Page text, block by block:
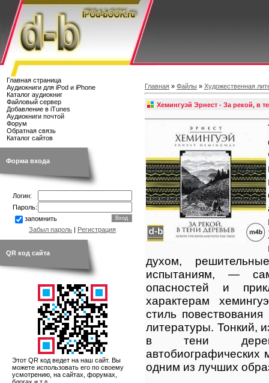
Главная страница
Аудиокниги для iPod и iPhone
Каталог аудиокниг
Файловый сервер
Добавление в iTunes
Аудиокниги почтой
Форум
Обратная связь
Каталог сайтов
Форма входа
Логин:
Пароль:
запомнить
Забыл пароль | Регистрация
QR код сайта
Этот QR код ведет на наш сайт. Вы
можете использовать его по своему
усмотрению, на сайтах, форумах,
Главная » Файлы » Художественная
Хемингуэй Эрнест - За рекой, в
духом,
испытаниям, —
опасностей и
характерам
стиль
литературы. Тонкий,
в тени
автобиографических
одним из лучших